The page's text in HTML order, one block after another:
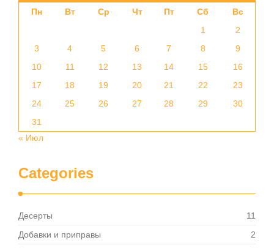
Пн Вт Ср Чт Пт Сб
Вс
1
2
3
4 5 6 7 8
9
10
11 12 13 14 15
16
17
18 19 20 21 22
23
24
25 26 27 28 29
30
31
« Июл
Categories
Десерты
11
Добавки и приправы
2